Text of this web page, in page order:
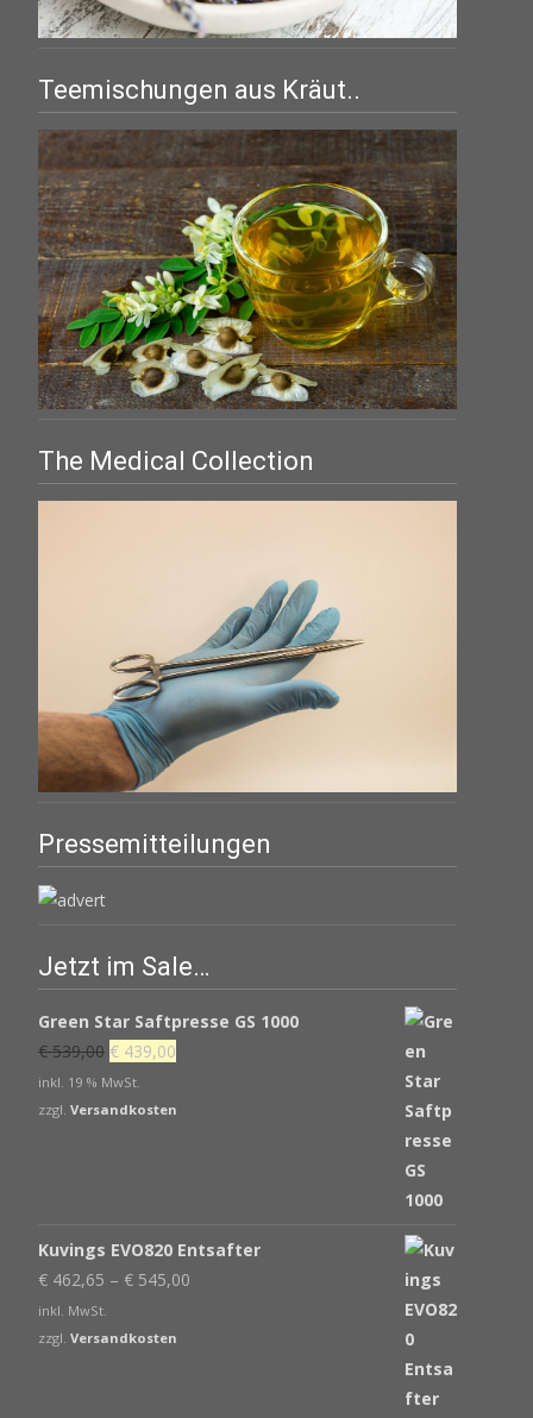
Teemischungen aus Kräut..
The Medical Collection
Pressemitteilungen
Jetzt im Sale…
Green Star Saftpresse GS 1000
€539,00 Ursprünglicher
Preis
war:
€ 439,00
ist:
inkl. 19 % MwSt.
zzgl. Versandkosten
Kuvings EVO820 Entsafter
€ 462,65 – € 545,00
inkl. MwSt.
zzgl. Versandkosten